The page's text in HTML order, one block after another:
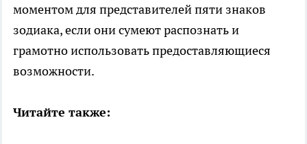
моментом для представителей пяти знаков
зодиака, если они сумеют распознать и
грамотно использовать предоставляющиеся
возможности.
Читайте также: